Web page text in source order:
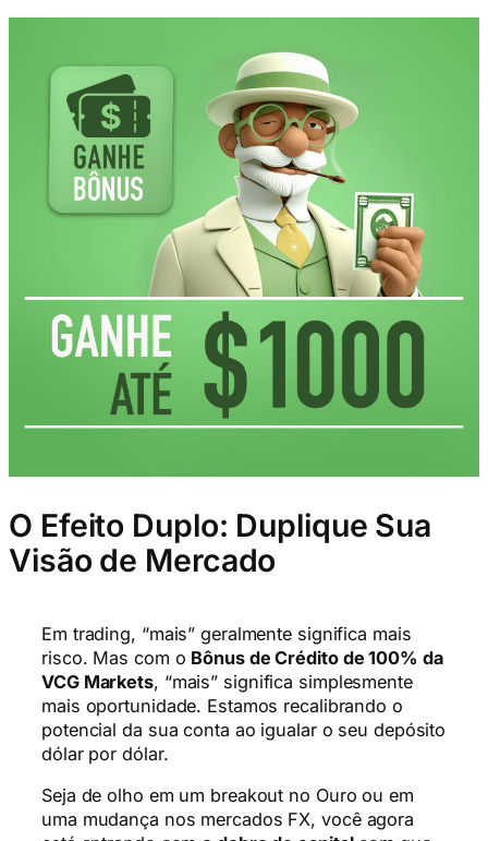
O Efeito Duplo: Duplique Sua
Visão de Mercado
Em trading, “mais” geralmente significa mais
risco. Mas com o Bônus de Crédito de 100% da
VCG Markets, “mais” significa simplesmente
mais oportunidade. Estamos recalibrando o
potencial da sua conta ao igualar o seu depósito
dólar por dólar.
Seja de olho em um breakout no Ouro ou em
uma mudança nos mercados FX, você agora